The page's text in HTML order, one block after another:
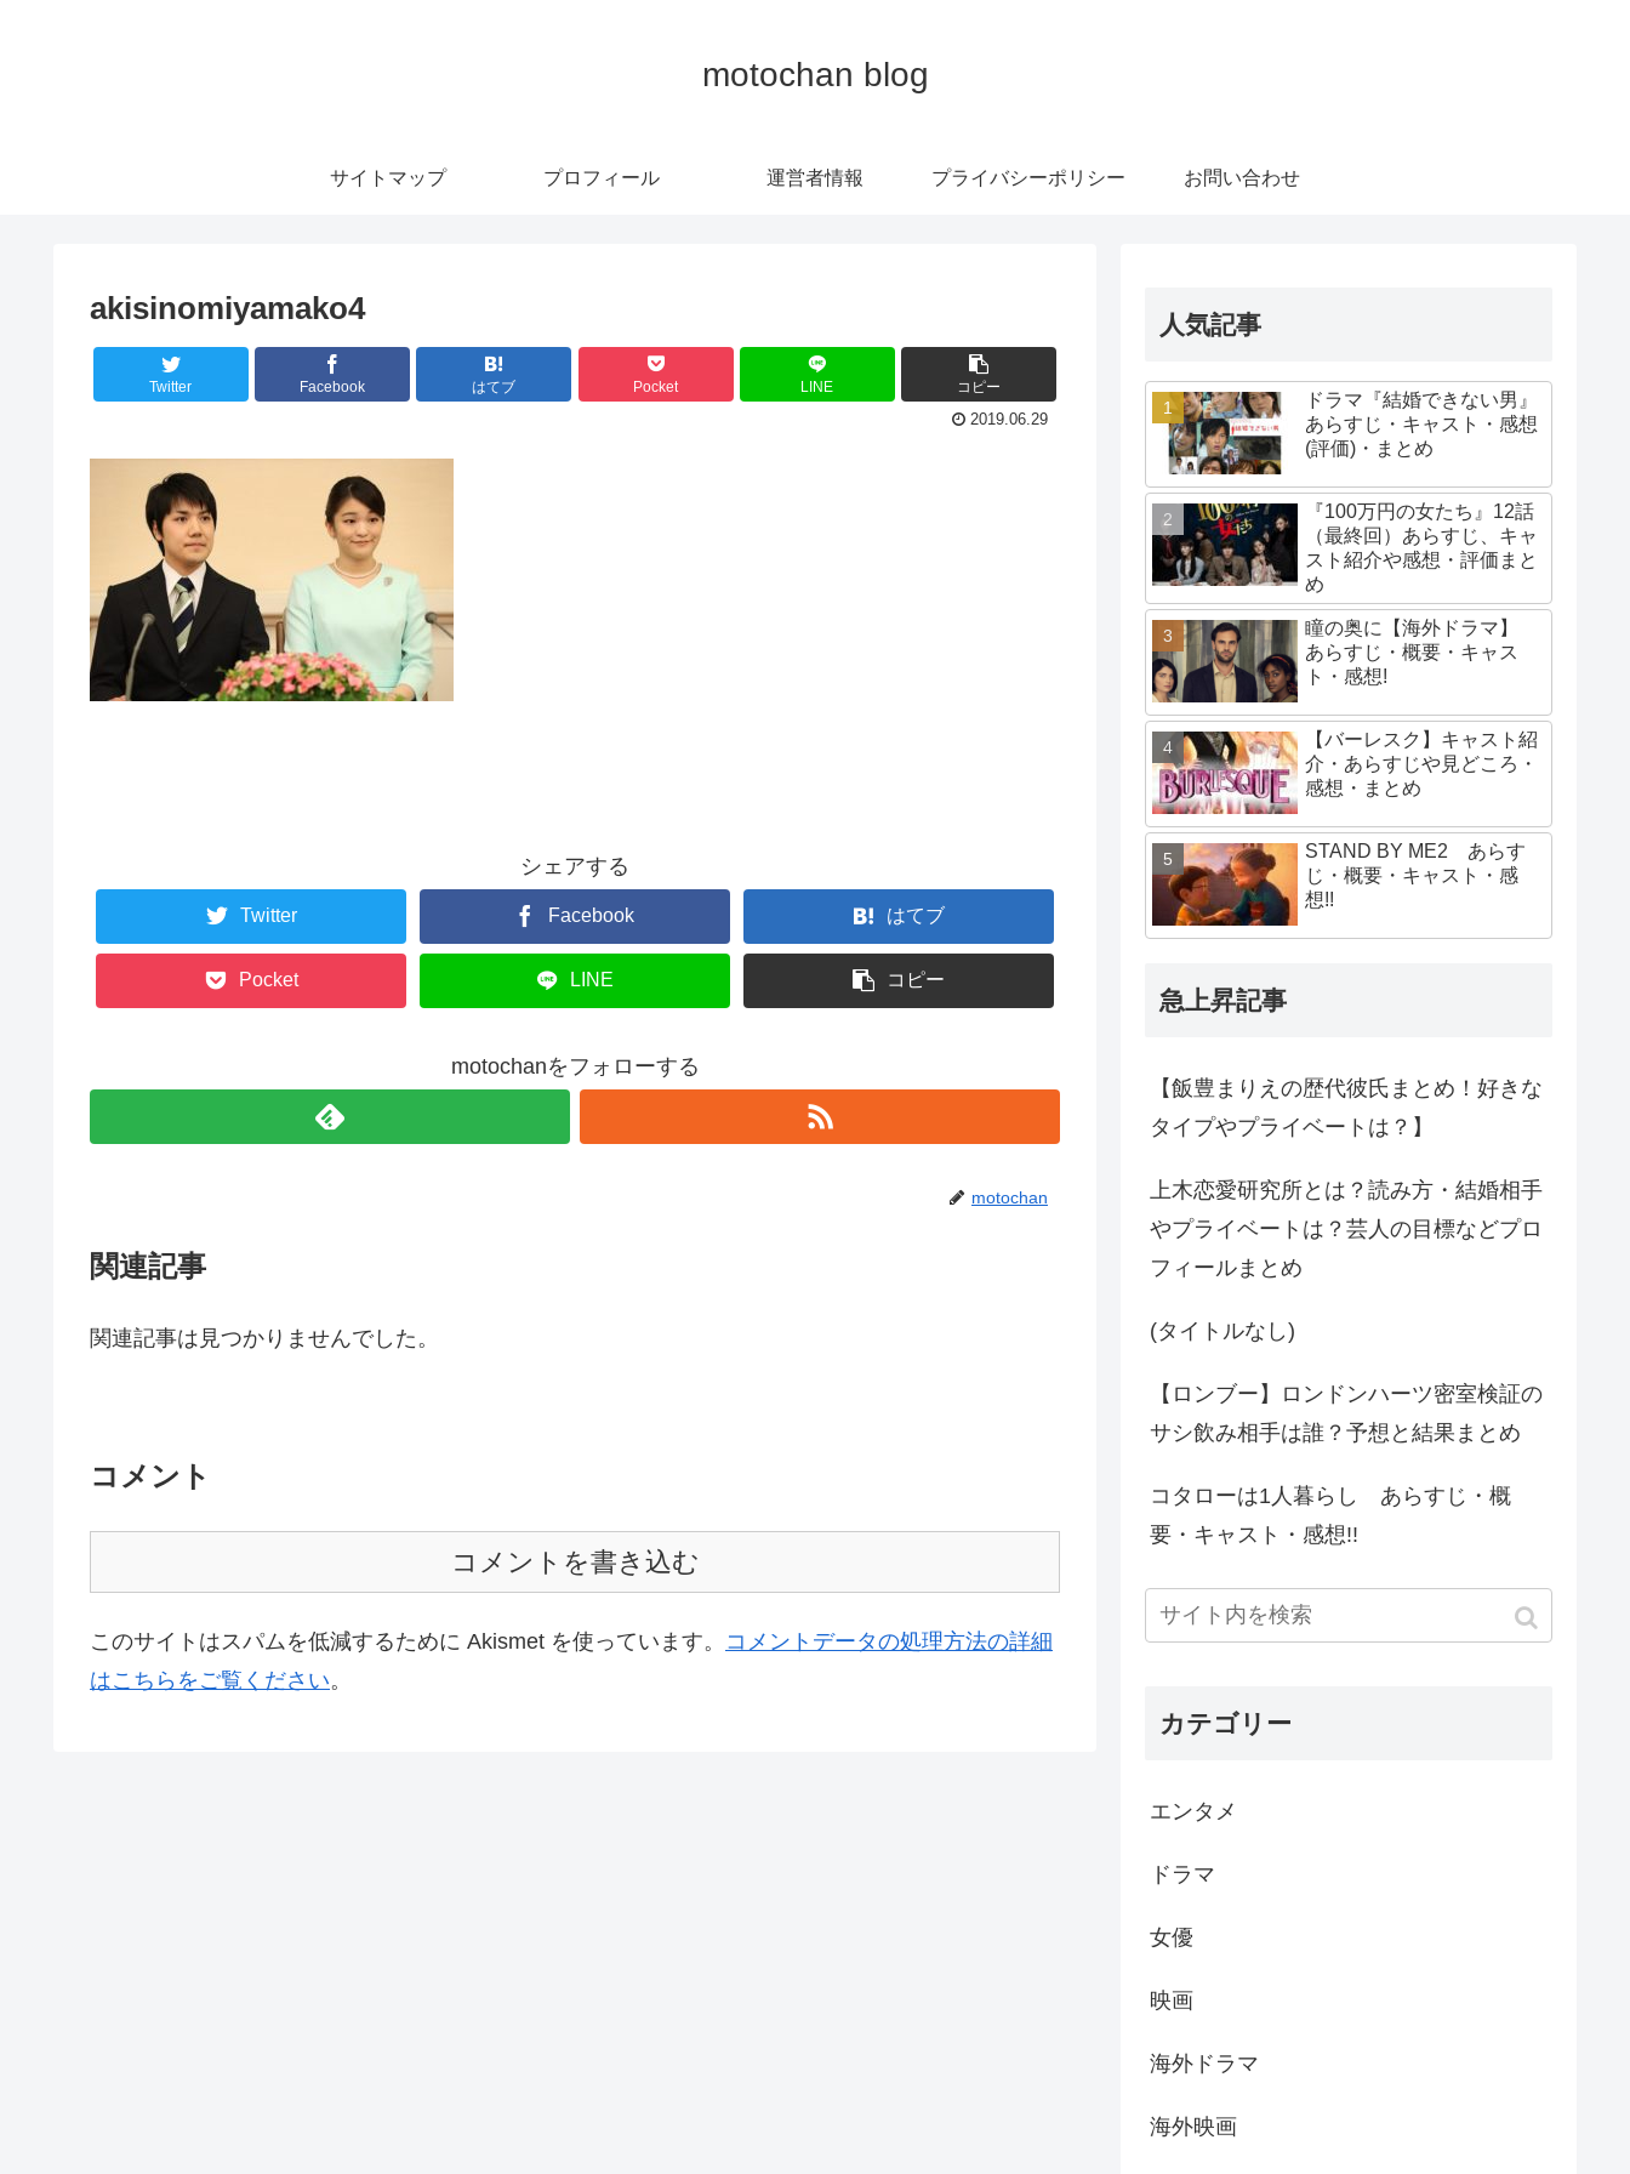
motochan blog
サイトマップ プロフィール 運営者情報 プライバシーポリシー お問い合わせ
akisinomiyamako4
Twitter Facebook はてブ Pocket LINE
コピー
2019.06.29
シェアする
Twitter Facebook はてブ
Pocket LINE コピー
motochanをフォローする
motochan
関連記事
関連記事は見つかりませんでした。
コメント
コメントを書き込む
このサイトはスパムを低減するために Akismet を使っています。 コメントデータの処理方法の詳細
はこちらをご覧ください。
人気記事
ドラマ『結婚できない男』
あらすじ・キャスト・感想
(評価)・まとめ
『100万円の女たち』12話
（最終回）あらすじ、キャ
スト紹介や感想・評価まと
め
瞳の奥に【海外ドラマ】
あらすじ・概要・キャス
ト・感想!
【バーレスク】キャスト紹
介・あらすじや見どころ・
感想・まとめ
STAND BY ME2 あらす
じ・概要・キャスト・感
想!!
急上昇記事
【飯豊まりえの歴代彼氏まとめ！好きな
タイプやプライベートは？】
上木恋愛研究所とは？読み方・結婚相手
やプライベートは？芸人の目標などプロ
フィールまとめ
(タイトルなし)
【ロンブー】ロンドンハーツ密室検証の
サシ飲み相手は誰？予想と結果まとめ
コタローは1人暮らし あらすじ・概
要・キャスト・感想!!
カテゴリー
エンタメ
ドラマ
女優
映画
海外ドラマ
海外映画